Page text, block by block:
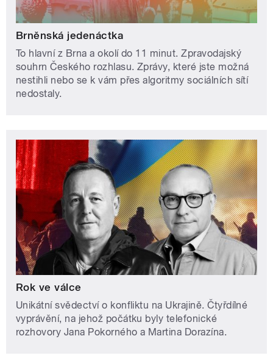
Brněnská jedenáctka
To hlavní z Brna a okolí do 11 minut. Zpravodajský
souhrn Českého rozhlasu. Zprávy, které jste možná
nestihli nebo se k vám přes algoritmy sociálních sítí
nedostaly.
Rok ve válce
Unikátní svědectví o konfliktu na Ukrajině. Čtyřdílné
vyprávění, na jehož počátku byly telefonické
rozhovory Jana Pokorného a Martina Dorazína.